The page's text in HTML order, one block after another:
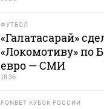
ФУТБОЛ
«Галатасарай»
«Локомотиву» по
евро — СМИ
18:36
FONBET КУБОК РОССИИ